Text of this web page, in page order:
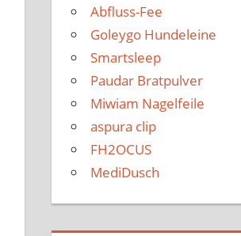
Abfluss-Fee
Goleygo Hundeleine
Smartsleep
Paudar Bratpulver
Miwiam Nagelfeile
aspura clip
FH2OCUS
MediDusch